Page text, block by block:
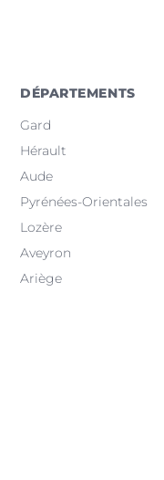
DÉPARTEMENTS
Gard
Hérault
Aude
Pyrénées-Orientales
Lozère
Aveyron
Ariège